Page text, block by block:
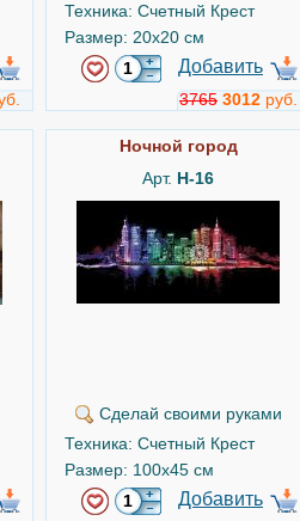
Техника: Счетный Крест
Размер: 20x20 см
Добавить
3765 3012 руб.
Ночной город
Арт. Н-16
Сделай своими руками
Техника: Счетный Крест
Размер: 100x45 см
Добавить